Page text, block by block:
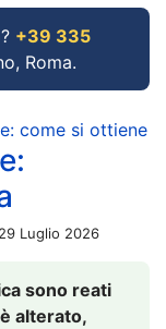
+39 335
Roma.
come si ottiene
29 Luglio 2026
sono reati
alterato,